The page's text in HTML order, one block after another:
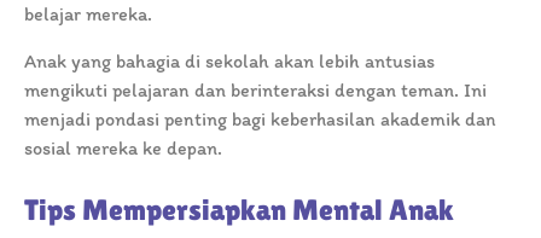
belajar mereka.
Anak yang bahagia di sekolah akan lebih antusias
mengikuti pelajaran dan berinteraksi dengan teman. Ini
menjadi pondasi penting bagi keberhasilan akademik dan
sosial mereka ke depan.
Tips Mempersiapkan Mental Anak